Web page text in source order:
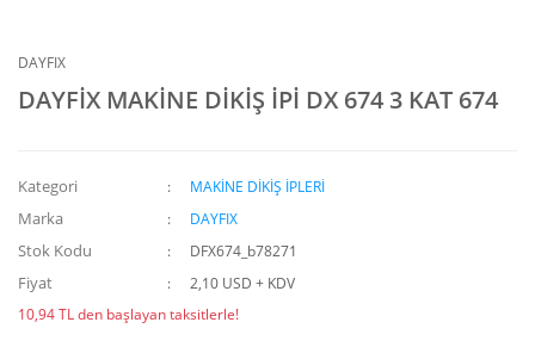
DAYFIX
DAYFİX MAKİNE DİKİŞ İPİ DX 674 3 KAT 674
Kategori MAKİNE DİKİŞ İPLERİ
Marka DAYFIX
Stok Kodu DFX674_b78271
Fiyat
2,10 USD + KDV
10,94 TL den başlayan taksitlerle!